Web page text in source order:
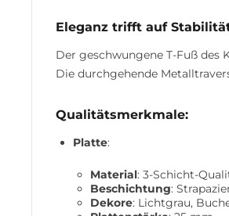
Eleganz trifft auf
Der geschwungene T-Fuß des
Die durchgehende
Qualitätsmerkmale:
Platte:
Material: 3-Schicht-
Beschichtung:
Dekore: Lichtgrau,